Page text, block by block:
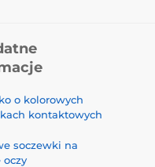
o kolorowych
kontaktowych
soczewki na
oczy